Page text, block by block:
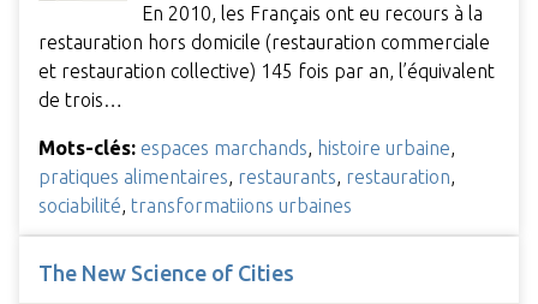
En 2010, les Français ont eu recours à la
restauration hors domicile (restauration commerciale
et restauration collective) 145 fois par an, l’équivalent
de trois…
Mots-clés: espaces marchands, histoire urbaine,
pratiques alimentaires, restaurants, restauration,
sociabilité, transformatiions urbaines
The New Science of Cities